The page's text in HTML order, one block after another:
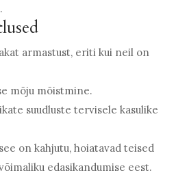
armastust, eriti kui neil on
mõju mõistmine.
suudluste tervisele kasulike
on kahjutu, hoiatavad teised
edasikandumise eest.